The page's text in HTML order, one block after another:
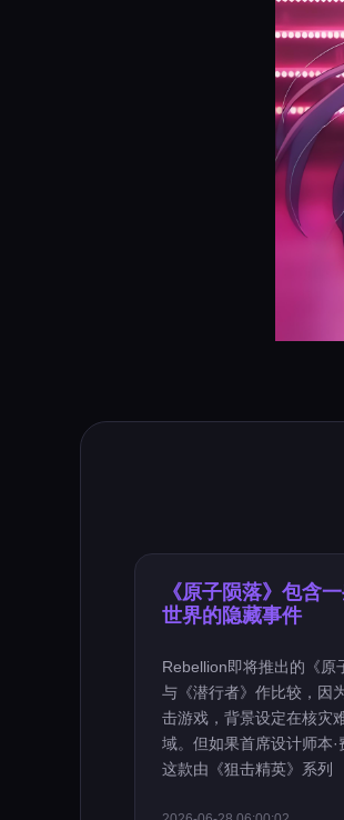
《原子陨落》包含
世界的隐藏事件
Rebellion即将推出的《原
与《潜行者》作比较，因
击游戏，背景设定在核灾
域。但如果首席设计师本·
这款由《狙击精英》系列